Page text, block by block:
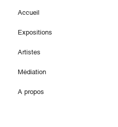
Accueil
Expositions
Artistes
Médiation
A propos